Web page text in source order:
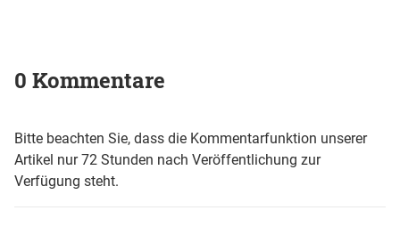
0 Kommentare
Bitte beachten Sie, dass die Kommentarfunktion unserer
Artikel nur 72 Stunden nach Veröffentlichung zur
Verfügung steht.